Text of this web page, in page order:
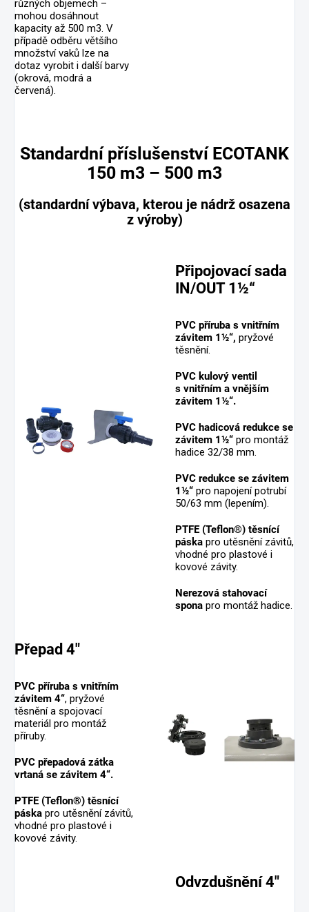
různých objemech –
mohou dosáhnout
kapacity až 500 m3. V
případě odběru většího
množství vaků lze na
dotaz vyrobit i další barvy
(okrová, modrá a
červená).
Standardní příslušenství ECOTANK
150 m3 – 500 m3
(standardní výbava, kterou je nádrž osazena
z výroby)
Připojovací sada
IN/OUT 1½“
PVC příruba s vnitřním
závitem 1½“, pryžové
těsnění.
PVC kulový ventil
s vnitřním a vnějším
závitem 1½“.
PVC hadicová redukce se
závitem 1½“ pro montáž
hadice 32/38 mm.
PVC redukce se závitem
1½“ pro napojení potrubí
50/63 mm (lepením).
PTFE (Teflon®) těsnící
páska pro utěsnění závitů,
vhodné pro plastové i
kovové závity.
Nerezová stahovací
spona pro montáž hadice.
Přepad 4"
PVC příruba s vnitřním
závitem 4“, pryžové
těsnění a spojovací
materiál pro montáž
příruby.
PVC přepadová zátka
vrtaná se závitem 4“.
PTFE (Teflon®) těsnící
páska pro utěsnění závitů,
vhodné pro plastové i
kovové závity.
Odvzdušnění 4"